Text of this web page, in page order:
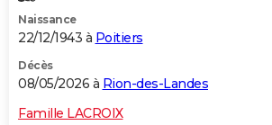
Naissance
22/12/1943 à Poitiers
Décès
08/05/2026 à Rion-des-Landes
Famille LACROIX